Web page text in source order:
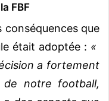
FBF
conséquences que
était adoptée : «
a fortement
de notre football,